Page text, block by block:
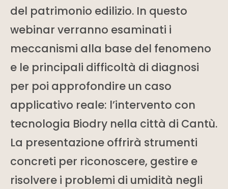
del patrimonio edilizio. In questo
webinar verranno esaminati i
meccanismi alla base del fenomeno
e le principali difficoltà di diagnosi
per poi approfondire un caso
applicativo reale: l’intervento con
tecnologia Biodry nella città di Cantù.
La presentazione offrirà strumenti
concreti per riconoscere, gestire e
risolvere i problemi di umidità negli